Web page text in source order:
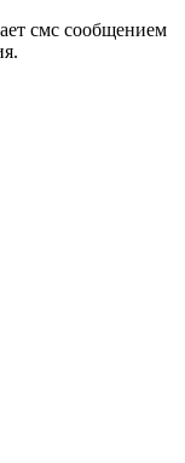
смс сообщением